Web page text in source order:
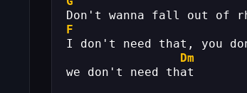
Don't wanna fall out of
F
I don't need that, you
Dm
we don't need that